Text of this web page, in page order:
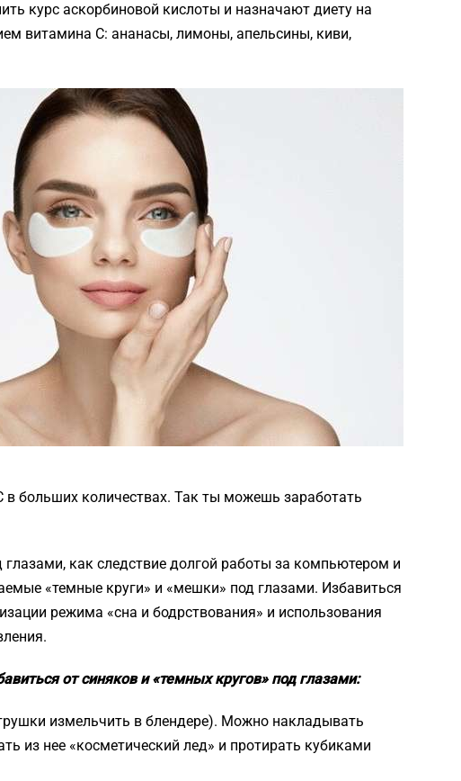
курс аскорбиновой кислоты и назначают диету на
витамина С: ананасы, лимоны, апельсины, киви,
больших количествах. Так ты можешь заработать
как следствие долгой работы за компьютером и
«темные круги» и «мешки» под глазами. Избавиться
режима «сна и бодрствования» и использования
от синяков и «темных кругов» под глазами:
измельчить в блендере). Можно накладывать
из нее «косметический лед» и протирать кубиками